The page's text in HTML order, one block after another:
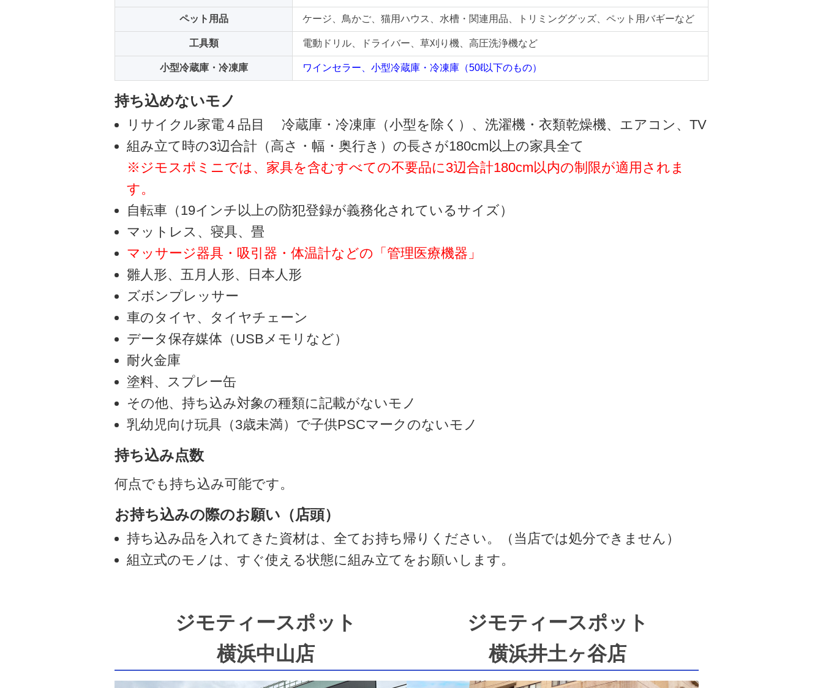
ペット用品 ケージ、鳥かご、猫用ハウス、水槽・関連用品、トリミンググッズ、ペット用バギーなど
工具類 電動ドリル、ドライバー、草刈り機、高圧洗浄機など
小型冷蔵庫・冷凍庫 ワインセラー、小型冷蔵庫・冷凍庫（50ℓ以下のもの）
持ち込めないモノ
リサイクル家電４品目 冷蔵庫・冷凍庫（小型を除く）、洗濯機・衣類乾燥機、エアコン、TV
組み立て時の3辺合計（高さ・幅・奥行き）の長さが180cm以上の家具全て
※ジモスポミニでは、家具を含むすべての不要品に3辺合計180cm以内の制限が適用されま
す。
自転車（19インチ以上の防犯登録が義務化されているサイズ）
マットレス、寝具、畳
マッサージ器具・吸引器・体温計などの「管理医療機器」
雛人形、五月人形、日本人形
ズボンプレッサー
車のタイヤ、タイヤチェーン
データ保存媒体（USBメモリなど）
耐火金庫
塗料、スプレー缶
その他、持ち込み対象の種類に記載がないモノ
乳幼児向け玩具（3歳未満）で子供PSCマークのないモノ
持ち込み点数
何点でも持ち込み可能です。
お持ち込みの際のお願い（店頭）
持ち込み品を入れてきた資材は、全てお持ち帰りください。（当店では処分できません）
組立式のモノは、すぐ使える状態に組み立てをお願いします。
ジモティースポット
横浜中山店
ジモティースポット
横浜井土ヶ谷店